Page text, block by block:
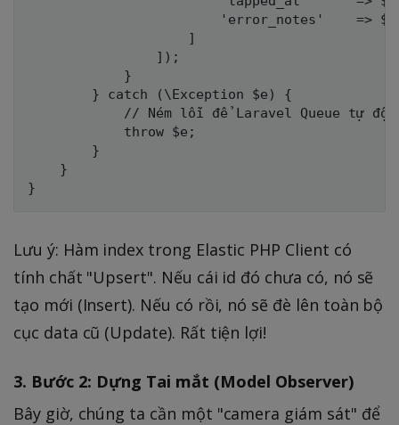
'error_notes'    =>
                    ]
                ]);
            }
        } catch (\Exception $e) {
// Ném lỗi để Laravel Queue tự
            throw $e;
        }
    }
Lưu ý: Hàm index trong Elastic PHP Client có
tính chất "Upsert". Nếu cái id đó chưa có, nó sẽ
tạo mới (Insert). Nếu có rồi, nó sẽ đè lên toàn bộ
cục data cũ (Update). Rất tiện lợi!
3. Bước 2: Dựng Tai mắt (Model Observer)
Bây giờ, chúng ta cần một "camera giám sát" để